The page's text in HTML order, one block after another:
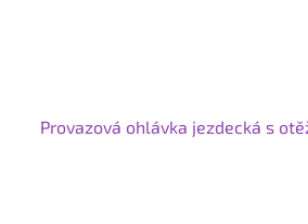
Provazová ohlávka jezdecká s